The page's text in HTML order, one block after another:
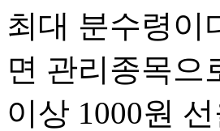
최대 분수령이
면 관리종목으
이상 1000원